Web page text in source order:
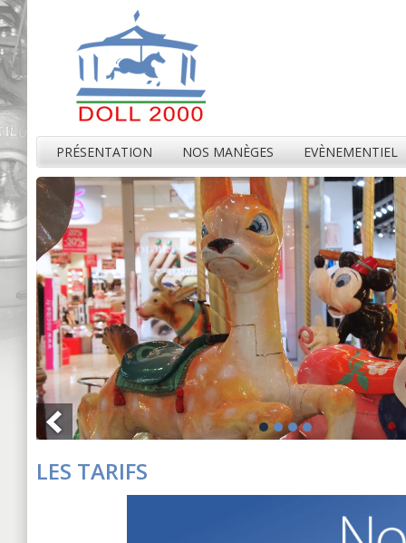
PRÉSENTATION NOS MANÈGES EVÈNEMENTIEL
LES TARIFS